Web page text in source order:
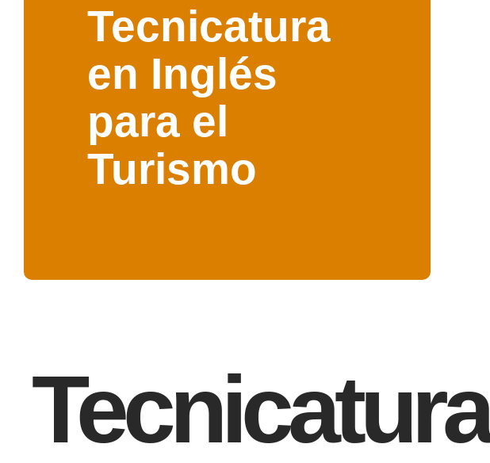
Tecnicatura
en Inglés
para el
Turismo
Tecnicatura